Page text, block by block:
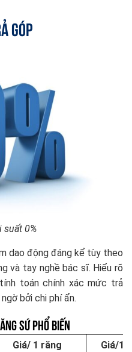
Góp
suất 0%
dao động đáng kể tùy theo
và tay nghề bác sĩ. Hiểu rõ
toán chính xác mức trả
bởi chi phí ẩn.
Sứ Phổ Biến
Giá/ 1 răng
Giá/